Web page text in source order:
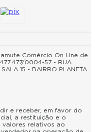
Comércio On Line de
0004-57 - RUA
15 - BAIRRO PLANETA
e receber, em favor do
a restituição e o
valores relativos ao